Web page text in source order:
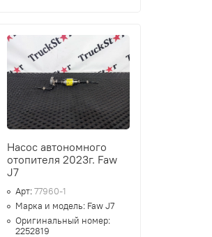
Насос автономного
отопителя 2023г. Faw
J7
Арт:77960-1
Марка и модель: Faw J7
Оригинальный номер:
2252819